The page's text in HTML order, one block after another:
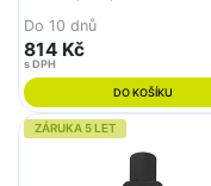
Do 10 dnů
814 Kč
s DPH
DO KOŠÍKU
ZÁRUKA 5 LET